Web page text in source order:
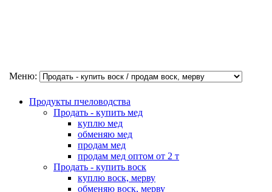
Меню:
Продукты пчеловодства
Продать - купить мед
куплю мед
обменяю мед
продам мед
продам мед оптом от 2 т
Продать - купить воск
куплю воск, мерву
обменяю воск, мерву